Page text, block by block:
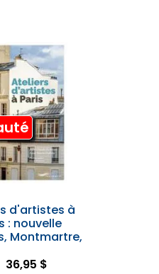
d'artistes à
: nouvelle
Montmartre,
36,95 $